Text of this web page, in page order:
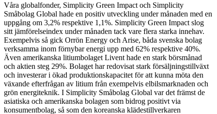
Våra globalfonder, Simplicity Green Impact och Simplicity
Småbolag Global hade en positiv utveckling under månaden med en
uppgång om 3,2% respektive 1,1%. Simplicity Green Impact slog
sitt jämförelseindex under månaden tack vare flera starka innehav.
Exempelvis så gick Orrön Energy och Arise, båda svenska bolag
verksamma inom förnybar energi upp med 62% respektive 40%.
Även amerikanska litiumbolaget Livent hade en stark börsmånad
och aktien steg 29%. Bolaget har redovisat stark försäljningstillväxt
och investerar i ökad produktionskapacitet för att kunna möta den
växande efterfrågan av litium från exempelvis elbilsmarknaden och
grön energiteknik. I Simplicity Småbolag Global var det främst de
asiatiska och amerikanska bolagen som bidrog positivt via
konsumentbolag, så som den koreanska klädestillverkaren